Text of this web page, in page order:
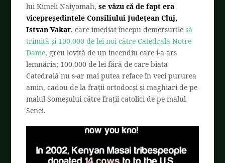
lui Kimeli Naiyomah,se văzu că de fapt era
vicepreședintele Consiliului Județean Cluj,
Istvan Vakar, care imediat începu demersurilesă
trimită și 100.000 de lei noi către Catedrala Notre
Dame, greu lovită de un incendiu care i-a ars
lemnăria; 100.000 de lei fără de care biata
Catedrală nu s-ar mai putea reface în veci pururea
amin, cadou de la frații ortodocși și maghiari de pe
malul Someșului către frații catolici de pe malul
Senei.